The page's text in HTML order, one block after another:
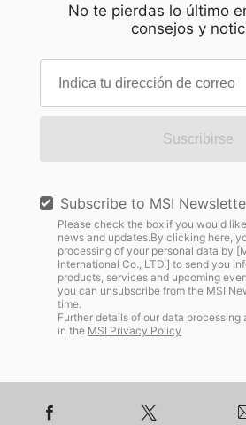
No te pierdas lo último
consejos y
Suscribirse
Subscribe to MSI
Please check the box if you would
news and updates.By clicking here,
processing of your personal data by
International Co., LTD.] to send you
products, services and upcoming
you can unsubscribe from the MSI
time.
Further details of our data
in the MSI Privacy Policy